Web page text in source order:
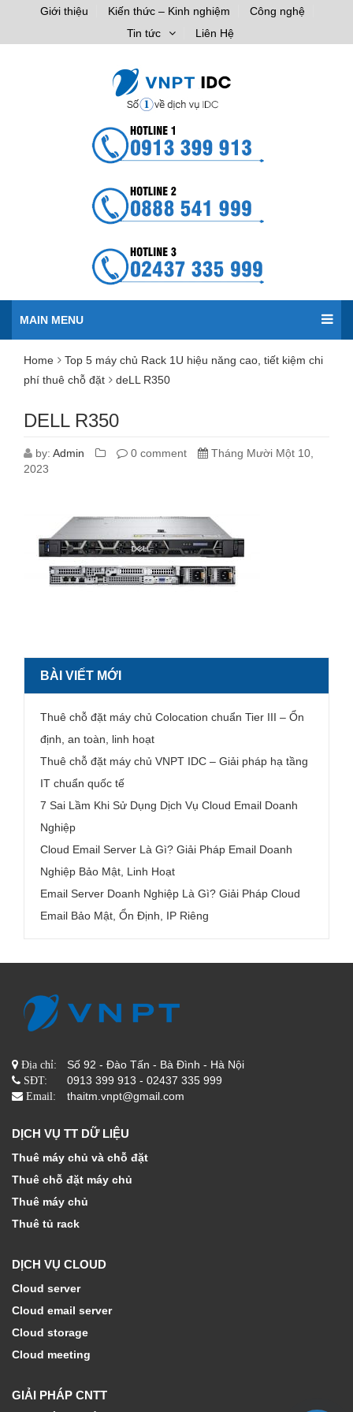
Giới thiệu Kiến thức – Kinh nghiệm
Công nghệ
Tin tức
Liên Hệ
MAIN MENU
Home
Top 5 máy chủ Rack 1U hiệu năng cao, tiết kiệm chi
phí thuê chỗ đặt
deLL R350
DELL R350
by: Admin 0 comment
Tháng Mười Một 10,
2023
BÀI VIẾT MỚI
Thuê chỗ đặt máy chủ Colocation chuẩn Tier III – Ổn
định, an toàn, linh hoạt
Thuê chỗ đặt máy chủ VNPT IDC – Giải pháp hạ tầng
IT chuẩn quốc tế
7 Sai Lầm Khi Sử Dụng Dịch Vụ Cloud Email Doanh
Nghiệp
Cloud Email Server Là Gì? Giải Pháp Email Doanh
Nghiệp Bảo Mật, Linh Hoạt
Email Server Doanh Nghiệp Là Gì? Giải Pháp Cloud
Email Bảo Mật, Ổn Định, IP Riêng
Địa chỉ: Số 92 - Đào Tấn - Bà Đình - Hà Nội
SĐT: 0913 399 913 - 02437 335 999
Email: thaitm.vnpt@gmail.com
DỊCH VỤ TT DỮ LIỆU
Thuê máy chủ và chỗ đặt
Thuê chỗ đặt máy chủ
Thuê máy chủ
Thuê tủ rack
DỊCH VỤ CLOUD
Cloud server
Cloud email server
Cloud storage
Cloud meeting
GIẢI PHÁP CNTT